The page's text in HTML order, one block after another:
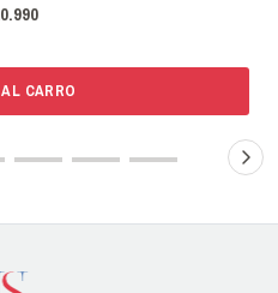
$13.899
AÑADIR AL CARRO